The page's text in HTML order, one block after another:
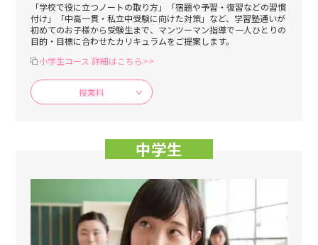
「学校で役に立つノートの取り方」「宿題や予習・復習などの習慣
付け」「中高一貫・私立中受験に向けた対策」など、学習塾通いが
初めてのお子様から受験生まで、マンツーマン指導で一人ひとりの
目的・目標に合わせたカリキュラムをご提案します。
小学生コース 詳細はこちら>>
授業料
中学生